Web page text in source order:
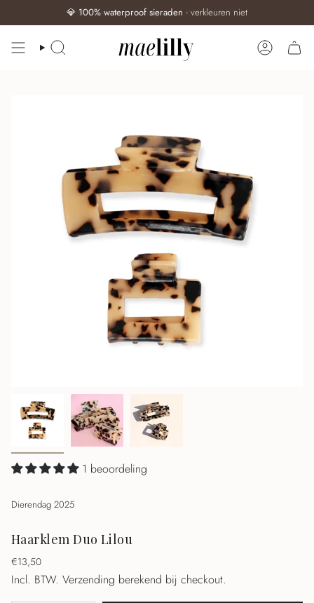
💎 100% waterproof sieraden - verkleuren niet
ZOEKEN
1 beoordeling
Dierendag 2025
Haarklem Duo Lilou
Normale
prijs
€13,50
Incl. BTW. Verzending berekend bij checkout.